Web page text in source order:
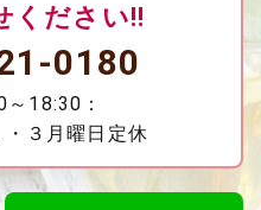
ください!!
0180
18:30：
３月曜日定休